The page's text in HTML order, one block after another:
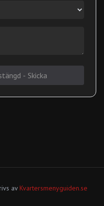
- Skicka
avKvartersmenyguiden.se